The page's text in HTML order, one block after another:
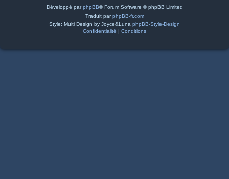
Développé parphpBB® Forum Software © phpBB Limited
Traduit parphpBB-fr.com
Style: Multi Design by Joyce&Luna phpBB-Style-Design
Confidentialité | Conditions